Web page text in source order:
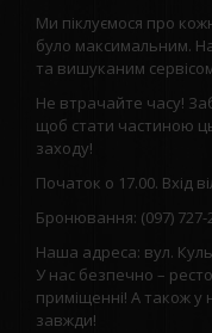
Ми піклуємося про
було максимальним.
та вишуканим
Не втрачайте часу!
щоб стати частиною
заходу!
Початок о 17.00. Вхід
Бронювання: (097) 727-
Наша адреса: вул.
У нас безпечно –
приміщенні! А також у
завжди!